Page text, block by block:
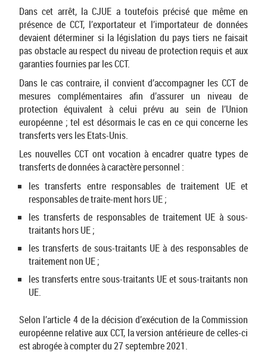
Dans cet arrêt, la CJUE a toutefois précisé que même en
présence de CCT, l’exportateur et l’importateur de données
devaient déterminer si la législation du pays tiers ne faisait
pas obstacle au respect du niveau de protection requis et aux
garanties fournies par les CCT.
Dans le cas contraire, il convient d’accompagner les CCT de
mesures complémentaires afin d’assurer un niveau de
protection équivalent à celui prévu au sein de l’Union
européenne ; tel est désormais le cas en ce qui concerne les
transferts vers les Etats-Unis.
Les nouvelles CCT ont vocation à encadrer quatre types de
transferts de données à caractère personnel :
les transferts entre responsables de traitement UE et
responsables de traite-ment hors UE ;
les transferts de responsables de traitement UE à sous-
traitants hors UE ;
les transferts de sous-traitants UE à des responsables de
traitement non UE ;
les transferts entre sous-traitants UE et sous-traitants non
UE.
Selon l’article 4 de la décision d’exécution de la Commission
européenne relative aux CCT, la version antérieure de celles-ci
est abrogée à compter du 27 septembre 2021.